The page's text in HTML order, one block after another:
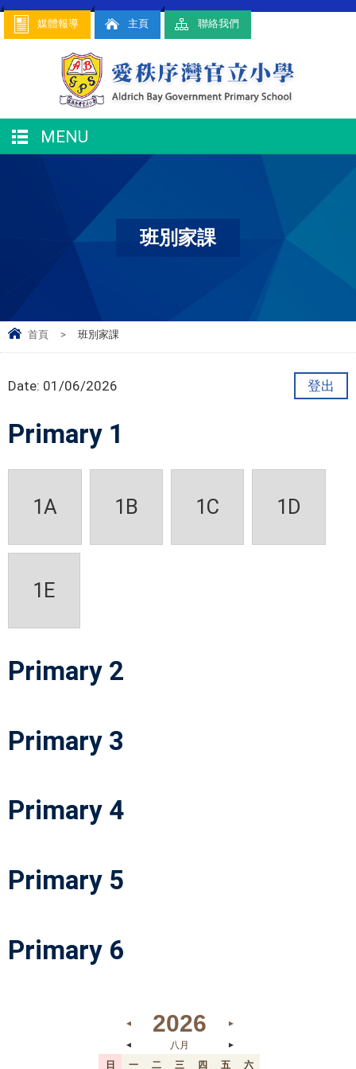
媒體報導 主頁 聯絡我們
MENU
班別家課
首頁 > 班別家課
登出
Date: 01/06/2026
Primary 1
1A 1B 1C 1D
1E
Primary 2
Primary 3
Primary 4
Primary 5
Primary 6
◄ 2026 ►
◄ 八月 ►
日 一 二 三 四 五 六